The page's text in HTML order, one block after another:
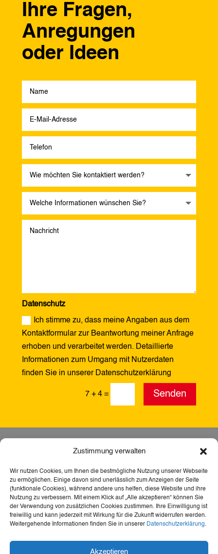
Zustimmung verwalten
Wir nutzen Cookies, um Ihnen die bestmögliche Nutzung unserer Webseite
zu ermöglichen. Einige davon sind unerlässlich zum Anzeigen der Seite
(funktionale Cookies), während andere uns helfen, diese Website und ihre
Nutzung zu verbessern. Mit einem Klick auf „Alle akzeptieren“ können Sie
der Verwendung von zusätzlichen Cookies zustimmen. Ihre Einwilligung ist
freiwillig und kann jederzeit mit Wirkung für die Zukunft widerrufen werden.
Weitergehende Informationen finden Sie in unserer Datenschutzerklärung.
Akzeptieren
Ihre Fragen,
Anregungen
oder Ideen
Datenschutz
Ich stimme zu, dass meine Angaben aus dem
Kontaktformular zur Beantwortung meiner Anfrage
erhoben und verarbeitet werden. Detaillierte
Informationen zum Umgang mit Nutzerdaten
finden Sie in unserer Datenschutzerklärung
7 + 4 = Senden